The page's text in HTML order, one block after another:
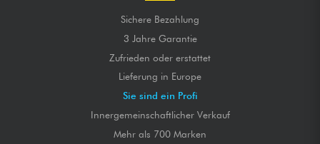
Sichere Bezahlung
3 Jahre Garantie
Zufrieden oder erstattet
Lieferung in Europe
Sie sind ein Profi
Innergemeinschaftlicher Verkauf
Mehr als 700 Marken